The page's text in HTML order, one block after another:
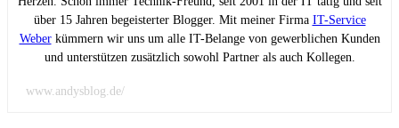
über 15 Jahren begeisterter Blogger. Mit meiner Firma IT-Service
Weberkümmern wir uns um alle IT-Belange von gewerblichen Kunden
und unterstützen zusätzlich sowohl Partner als auch Kollegen.
www.andysblog.de/